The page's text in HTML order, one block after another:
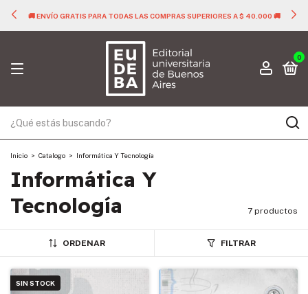
🚚 ENVÍO GRATIS PARA TODAS LAS COMPRAS SUPERIORES A $ 40.000 🚚
0
Inicio > Catalogo > Informática Y Tecnología
Informática Y
Tecnología
7 productos
ORDENAR FILTRAR
SIN STOCK